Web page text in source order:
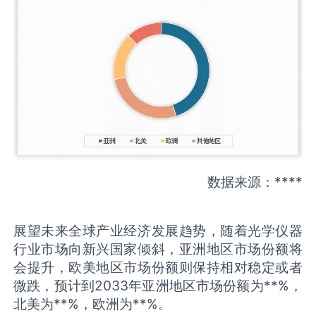
数据来源：****
展望未来全球产业经济发展趋势，随着光学仪器
行业市场向新兴国家倾斜，亚洲地区市场份额将
会提升，欧美地区市场份额则保持相对稳定或者
微跌，预计到2033年亚洲地区市场份额为**%，
北美为**%，欧洲为**%。